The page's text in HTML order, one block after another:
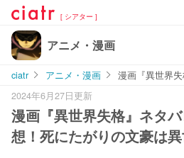
[ シアター ]
アニメ・漫画
ciatr アニメ・漫画
漫画『異世界
2024年6月27日更新
漫画『異世界失格』ネタ
想！死にたがりの文豪は